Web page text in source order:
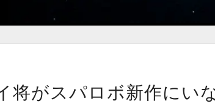
将がスパロボ新作にい